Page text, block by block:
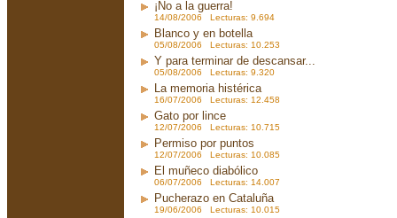
¡No a la guerra!
14/08/2006 Lecturas: 9.694
Blanco y en botella
05/08/2006 Lecturas: 10.253
Y para terminar de descansar...
05/08/2006 Lecturas: 9.320
La memoria histérica
16/07/2006 Lecturas: 12.458
Gato por lince
12/07/2006 Lecturas: 10.715
Permiso por puntos
12/07/2006 Lecturas: 10.085
El muñeco diabólico
06/07/2006 Lecturas: 14.007
Pucherazo en Cataluña
19/06/2006 Lecturas: 10.015